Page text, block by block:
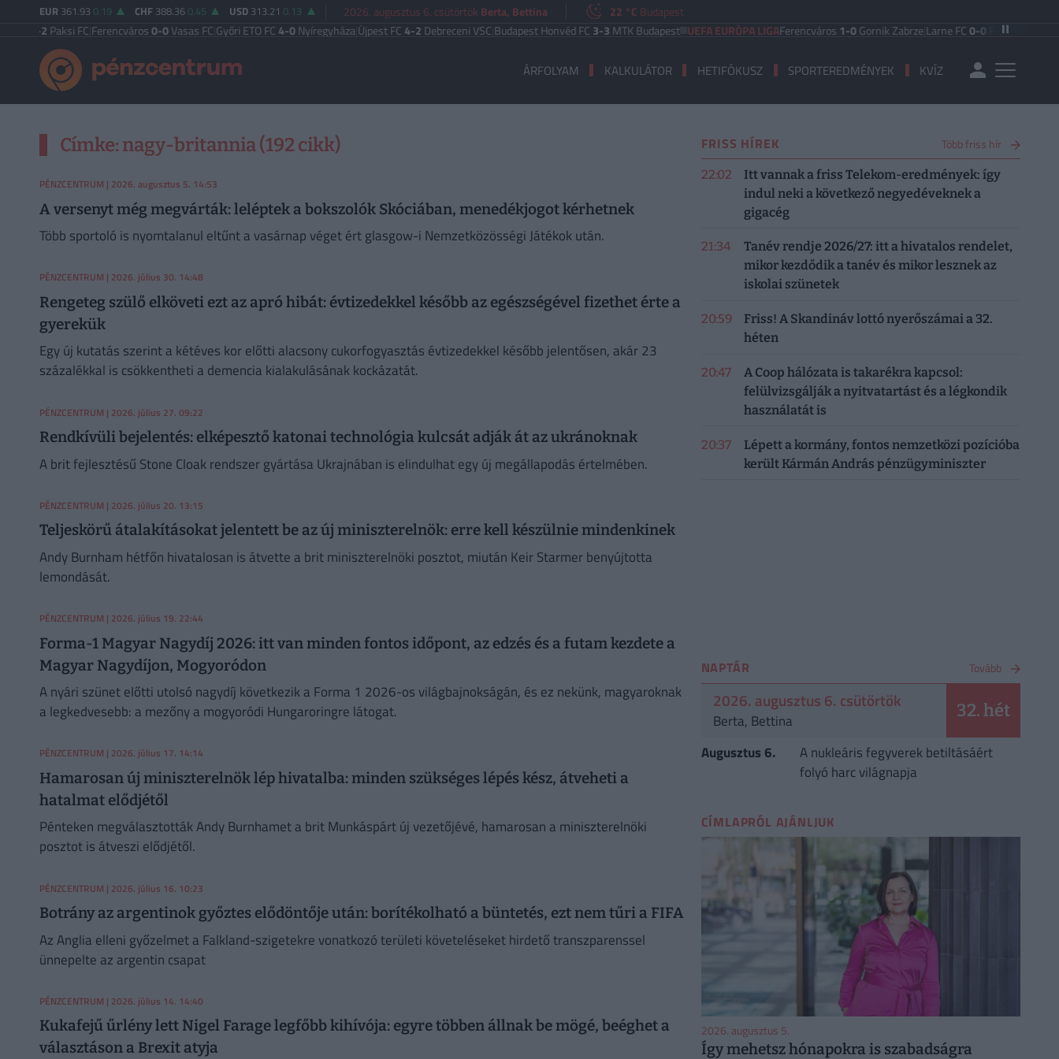
EUR 361.93 0.19 CHF 388.36 0.45 USD 313.21 0.13 2026. augusztus 6. csütörtök Berta, Bettina 22 °C Budapest
Paksi FC|Ferencváros0-0Vasas FC|Győri ETO FC4-0Nyíregyháza|Újpest FC4-2Debreceni VSC| Budapest Honvéd FC3-3MTK Budapest UEFA EURÓPA LIGAFerencváros1-0Gornik Zabrze|Larne FC0-0FC Iberia 1999
ÁRFOLYAM KALKULÁTOR HETIFÓKUSZ SPORTEREDMÉNYEK KVÍZ
Címke: nagy-britannia (192 cikk)
PÉNZCENTRUM | 2026. augusztus 5. 14:53
A versenyt még megvárták: leléptek a bokszolók Skóciában, menedékjogot kérhetnek
Több sportoló is nyomtalanul eltűnt a vasárnap véget ért glasgow-i Nemzetközösségi Játékok után.
PÉNZCENTRUM | 2026. július 30. 14:48
Rengeteg szülő elköveti ezt az apró hibát: évtizedekkel később az egészségével fizethet érte a
gyerekük
Egy új kutatás szerint a kétéves kor előtti alacsony cukorfogyasztás évtizedekkel később jelentősen, akár 23
százalékkal is csökkentheti a demencia kialakulásának kockázatát.
PÉNZCENTRUM | 2026. július 27. 09:22
Rendkívüli bejelentés: elképesztő katonai technológia kulcsát adják át az ukránoknak
A brit fejlesztésű Stone Cloak rendszer gyártása Ukrajnában is elindulhat egy új megállapodás értelmében.
PÉNZCENTRUM | 2026. július 20. 13:15
Teljeskörű átalakításokat jelentett be az új miniszterelnök: erre kell készülnie mindenkinek
Andy Burnham hétfőn hivatalosan is átvette a brit miniszterelnöki posztot, miután Keir Starmer benyújtotta
lemondását.
PÉNZCENTRUM | 2026. július 19. 22:44
Forma-1 Magyar Nagydíj 2026: itt van minden fontos időpont, az edzés és a futam kezdete a
Magyar Nagydíjon, Mogyoródon
A nyári szünet előtti utolsó nagydíj következik a Forma 1 2026-os világbajnokságán, és ez nekünk, magyaroknak
a legkedvesebb: a mezőny a mogyoródi Hungaroringre látogat.
PÉNZCENTRUM | 2026. július 17. 14:14
Hamarosan új miniszterelnök lép hivatalba: minden szükséges lépés kész, átveheti a
hatalmat elődjétől
Pénteken megválasztották Andy Burnhamet a brit Munkáspárt új vezetőjévé, hamarosan a miniszterelnöki
posztot is átveszi elődjétől.
PÉNZCENTRUM | 2026. július 16. 10:23
Botrány az argentinok győztes elődöntője után: borítékolható a büntetés, ezt nem tűri a FIFA
Az Anglia elleni győzelmet a Falkland-szigetekre vonatkozó területi követeléseket hirdető transzparenssel
ünnepelte az argentin csapat
PÉNZCENTRUM | 2026. július 14. 14:40
Kukafejű űrlény lett Nigel Farage legfőbb kihívója: egyre többen állnak be mögé, beéghet a
választáson a Brexit atyja
FRISS HÍREK Több friss hír
22:02
Itt vannak a friss Telekom-eredmények: így
indul neki a következő negyedéveknek a
gigacég
21:34
Tanév rendje 2026/27: itt a hivatalos rendelet,
mikor kezdődik a tanév és mikor lesznek az
iskolai szünetek
20:59
Friss! A Skandináv lottó nyerőszámai a 32.
héten
20:47
A Coop hálózata is takarékra kapcsol:
felülvizsgálják a nyitvatartást és a légkondik
használatát is
20:37
Lépett a kormány, fontos nemzetközi pozícióba
került Kármán András pénzügyminiszter
NAPTÁR Tovább
2026. augusztus 6. csütörtök
Berta, Bettina 32. hét
Augusztus 6.
A nukleáris fegyverek betiltásáért
folyó harc világnapja
CÍMLAPRÓL AJÁNLJUK
2026. augusztus 5.
Így mehetsz hónapokra is szabadságra